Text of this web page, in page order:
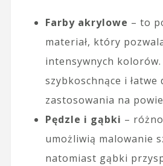
Farby akrylowe – to
materiał, który
intensywnych kolorów.
szybkoschnące i łatwe
zastosowania na
Pędzle i gąbki –
umożliwią malowanie
natomiast gąbki